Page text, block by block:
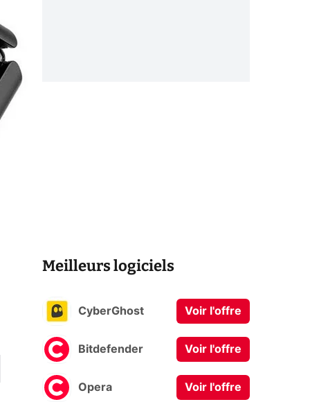
Meilleurs logiciels
CyberGhost Voir l'offre
Bitdefender Voir l'offre
Opera Voir l'offre